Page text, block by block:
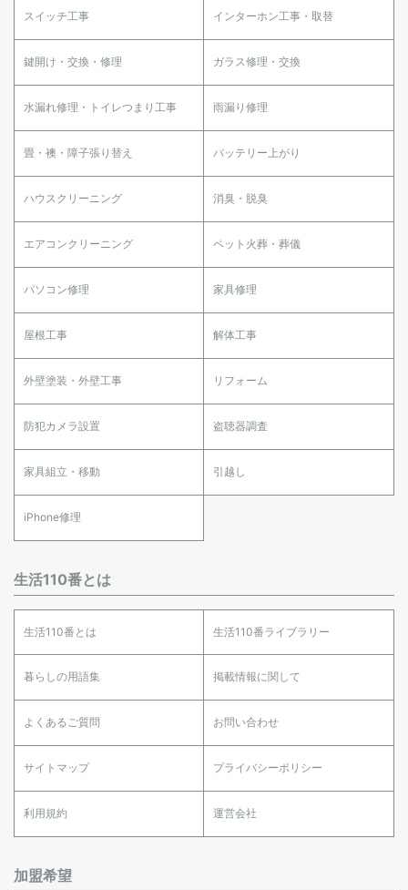
スイッチ工事 インターホン工事・取替
鍵開け・交換・修理 ガラス修理・交換
水漏れ修理・トイレつまり工事 雨漏り修理
畳・襖・障子張り替え バッテリー上がり
ハウスクリーニング 消臭・脱臭
エアコンクリーニング ペット火葬・葬儀
パソコン修理 家具修理
屋根工事 解体工事
外壁塗装・外壁工事 リフォーム
防犯カメラ設置 盗聴器調査
家具組立・移動 引越し
iPhone修理
生活110番とは
生活110番とは 生活110番ライブラリー
暮らしの用語集 掲載情報に関して
よくあるご質問 お問い合わせ
サイトマップ プライバシーポリシー
利用規約 運営会社
加盟希望